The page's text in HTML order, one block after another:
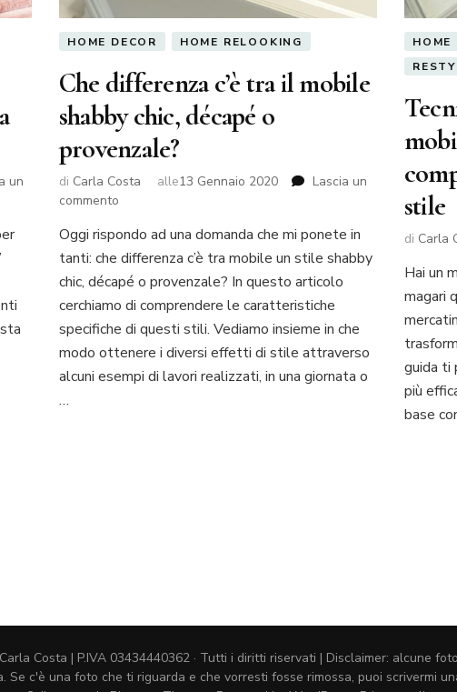
un
HOME DECOR HOME RELOOKING
Che differenza c’è tra il mobile
shabby chic, décapé o
provenzale?
di Carla Costa alle13 Gennaio 2020
Lascia un
commentosu
differenza
c’è
tra
mobile
shabby
chic,
décapé
Oggi rispondo ad una domanda che mi ponete in
tanti: che differenza c’è tra mobile un stile shabby
chic, décapé o provenzale? In questo articolo
cerchiamo di comprendere le caratteristiche
specifiche di questi stili. Vediamo insieme in che
modo ottenere i diversi effetti di stile attraverso
alcuni esempi di lavori realizzati, in una giornata o
…
HOME
stile
di Carla
Hai un
magari
guida ti
più
base
Costa | P.IVA 03434440362 · Tutti i diritti riservati | Disclaimer: alcune
Se c'è una foto che ti riguarda e che vorresti fosse rimossa, puoi scrivermi